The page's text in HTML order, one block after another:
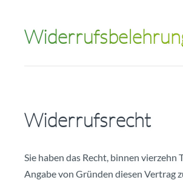
Widerrufsrecht
Sie haben das Recht, binnen vierzehn
Angabe von Gründen diesen Vertrag